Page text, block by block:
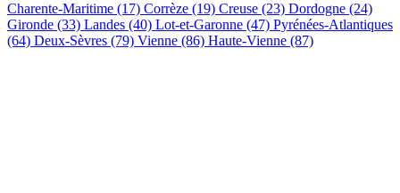
Charente-Maritime (17) Corrèze (19) Creuse (23) Dordogne (24)
Gironde (33) Landes (40) Lot-et-Garonne (47) Pyrénées-Atlantiques
(64) Deux-Sèvres (79) Vienne (86) Haute-Vienne (87)